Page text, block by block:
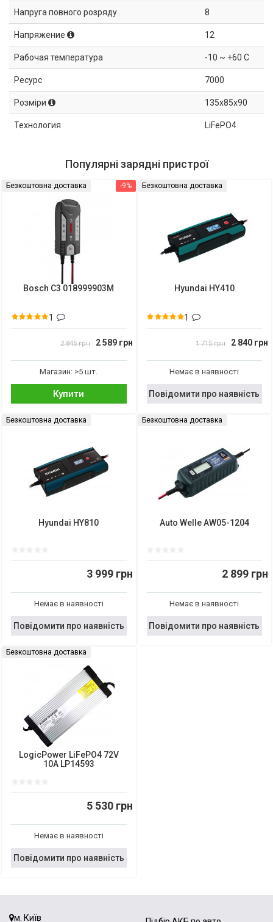
Напруга повного розряду 8
Напряжение 12
Рабочая температура -10 ~ +60 C
Ресурс 7000
Розміри 135x85x90
Технология LiFePO4
Популярні зарядні пристрої
-9%
Безкоштовна доставка
Bosch C3 018999903M
1
2 845 грн 2 589 грн
Магазин: >5 шт.
Купити
Безкоштовна доставка
Hyundai HY410
1
1 715 грн 2 840 грн
Немає в наявності
Повідомити про наявність
Безкоштовна доставка
Hyundai HY810
3 999 грн
Немає в наявності
Повідомити про наявність
Безкоштовна доставка
Auto Welle AW05-1204
2 899 грн
Немає в наявності
Повідомити про наявність
Безкоштовна доставка
LogicPower LiFePO4 72V
10A LP14593
5 530 грн
Немає в наявності
Повідомити про наявність
м. Київ